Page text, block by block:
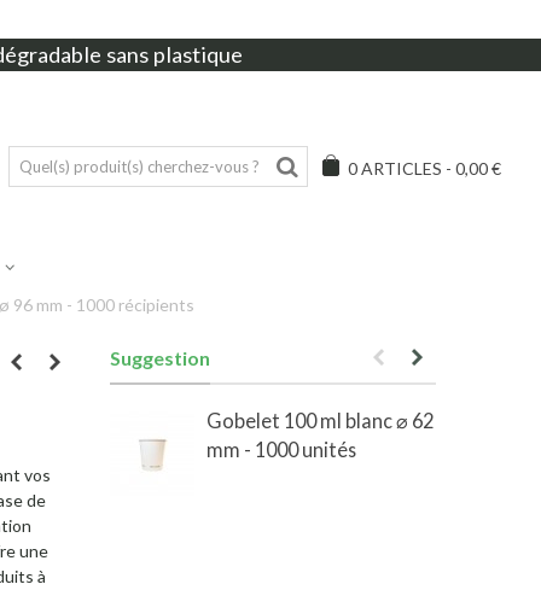
sans plastique
0ARTICLES - 0,00 €
96 mm - 1000 récipients
vos
de
une
à
Suggestion
Gobelet 100 ml blanc ⌀ 62
mm - 1000 unités